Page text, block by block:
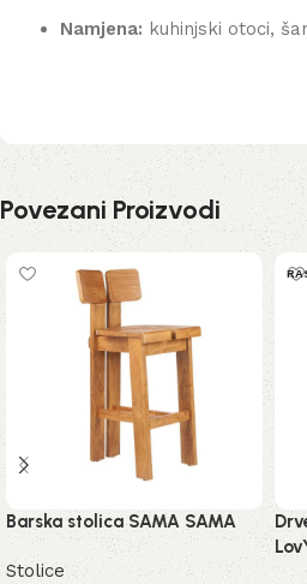
Namjena: kuhinjski otoci,
Povezani Proizvodi
Barska stolica SAMA SAMA
Stolice